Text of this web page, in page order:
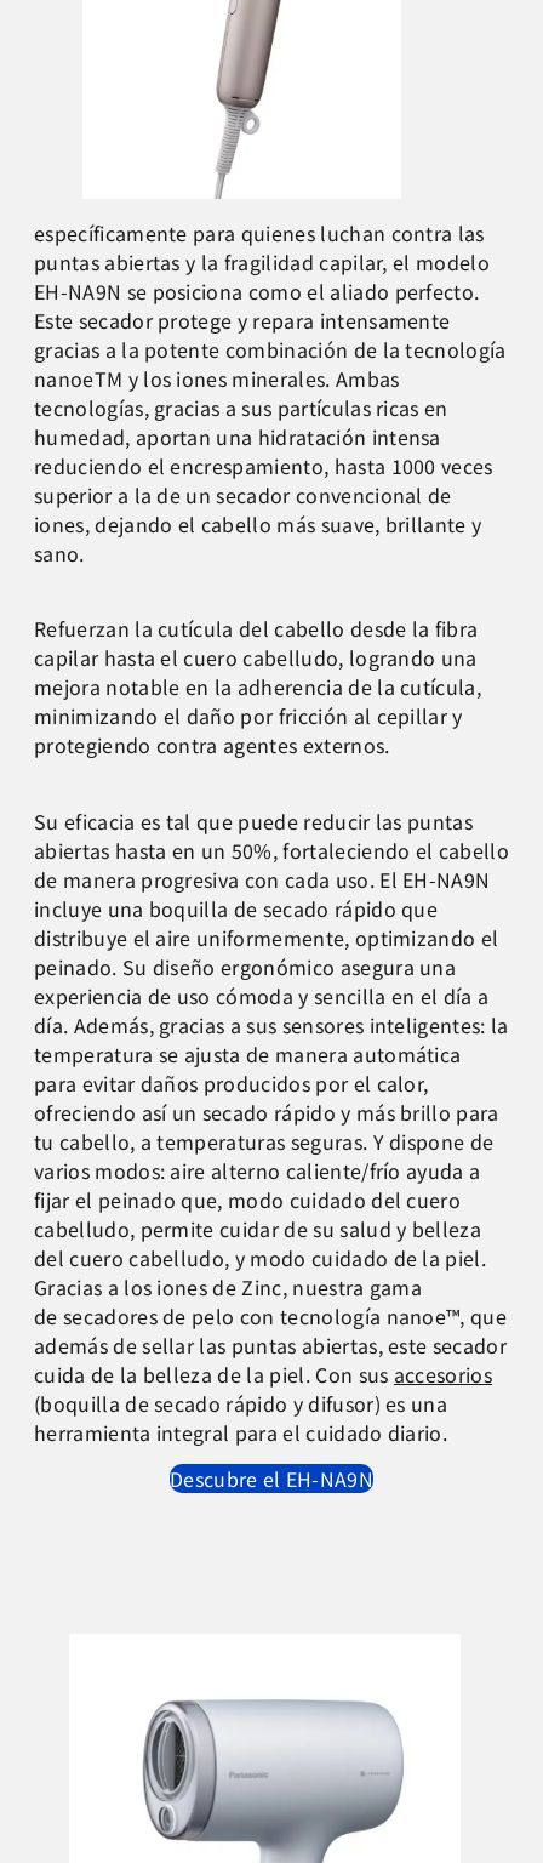
específicamente para quienes luchan contra las
puntas abiertas y la fragilidad capilar, el modelo
EH-NA9N se posiciona como el aliado perfecto.
Este secador protege y repara intensamente
gracias a la potente combinación de la tecnología
nanoeTM y los iones minerales. Ambas
tecnologías, gracias a sus partículas ricas en
humedad, aportan una hidratación intensa
reduciendo el encrespamiento, hasta 1000 veces
superior a la de un secador convencional de
iones, dejando el cabello más suave, brillante y
sano.
Refuerzan la cutícula del cabello desde la fibra
capilar hasta el cuero cabelludo, logrando una
mejora notable en la adherencia de la cutícula,
minimizando el daño por fricción al cepillar y
protegiendo contra agentes externos.
Su eficacia es tal que puede reducir las puntas
abiertas hasta en un 50%, fortaleciendo el cabello
de manera progresiva con cada uso. El EH-NA9N
incluye una boquilla de secado rápido que
distribuye el aire uniformemente, optimizando el
peinado. Su diseño ergonómico asegura una
experiencia de uso cómoda y sencilla en el día a
día. Además, gracias a sus sensores inteligentes: la
temperatura se ajusta de manera automática
para evitar daños producidos por el calor,
ofreciendo así un secado rápido y más brillo para
tu cabello, a temperaturas seguras. Y dispone de
varios modos: aire alterno caliente/frío ayuda a
fijar el peinado que, modo cuidado del cuero
cabelludo, permite cuidar de su salud y belleza
del cuero cabelludo, y modo cuidado de la piel.
Gracias a los iones de Zinc, nuestra gama
de secadores de pelo con tecnología nanoe™, que
además de sellar las puntas abiertas, este secador
cuida de la belleza de la piel. Con sus accesorios
(boquilla de secado rápido y difusor) es una
herramienta integral para el cuidado diario.
Descubre el EH-NA9N